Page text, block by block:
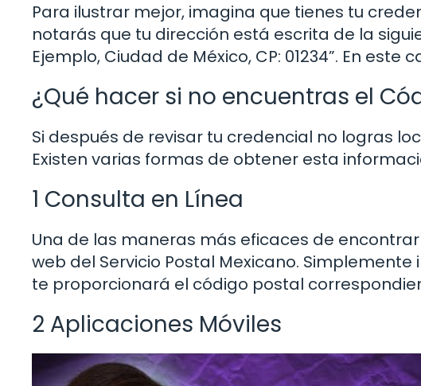
Para ilustrar mejor, imagina que tienes tu
notarás que tu dirección está escrita de la
Ejemplo, Ciudad de México, CP: 01234”. En este
¿Qué hacer si no encuentras el
Si después de revisar tu credencial no logras
Existen varias formas de obtener esta
1 Consulta en Línea
Una de las maneras más eficaces de
web del Servicio Postal Mexicano.
te proporcionará el código postal
2 Aplicaciones Móviles